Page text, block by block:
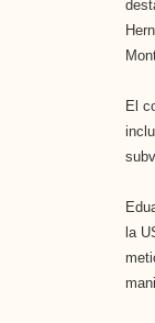
El
la